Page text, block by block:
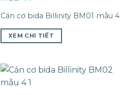
Cán cơ bida Billinity BM01 mẫu 4
XEM CHI TIẾT